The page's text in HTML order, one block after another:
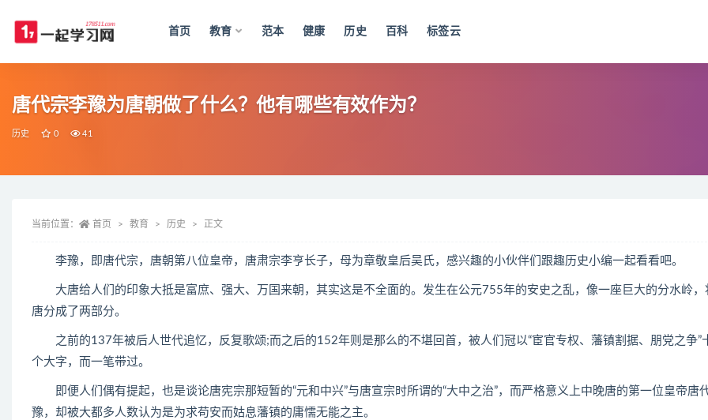
首页 教育 范本 健康 历史 百科 标签云
唐代宗李豫为唐朝做了什么？他有哪些有效作为？
历史 0 41
当前位置： 首页 教育 历史 正文
李豫，即唐代宗，唐朝第八位皇帝，唐肃宗李亨长子，母为章敬皇后吴氏，感兴趣的小伙伴们跟趣历史小编一起看看吧。
大唐给人们的印象大抵是富庶、强大、万国来朝，其实这是不全面的。发生在公元755年的安史之乱，像一座巨大的分水岭，
唐分成了两部分。
之前的137年被后人世代追忆，反复歌颂;而之后的152年则是那么的不堪回首，被人们冠以“宦官专权、藩镇割据、朋党之争”
个大字，而一笔带过。
即便人们偶有提起，也是谈论唐宪宗那短暂的“元和中兴”与唐宣宗时所谓的“大中之治”，而严格意义上中晚唐的第一位皇帝唐
豫，却被大都多人数认为是为求苟安而姑息藩镇的庸懦无能之主。